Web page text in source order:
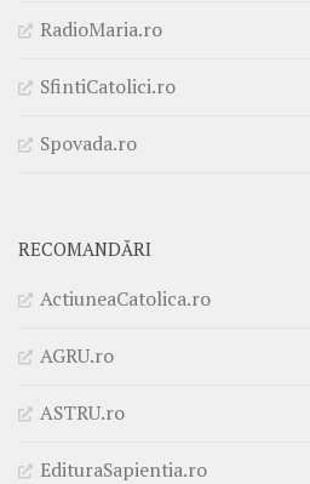
RadioMaria.ro
SfintiCatolici.ro
Spovada.ro
RECOMANDĂRI
ActiuneaCatolica.ro
AGRU.ro
ASTRU.ro
EdituraSapientia.ro